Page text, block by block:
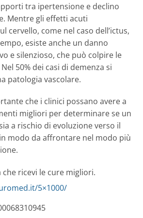
tra ipertensione e declino
Mentre gli effetti acuti
cervello, come nel caso dell’ictus,
esiste anche un danno
e silenzioso, che può colpire le
50% dei casi di demenza si
patologia vascolare.
che i clinici possano avere a
migliori per determinare se un
a rischio di evoluzione verso il
modo da affrontare nel modo più
che ricevi le cure migliori.
5×1000/